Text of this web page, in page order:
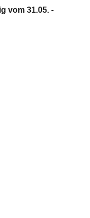
vom 31.05. -